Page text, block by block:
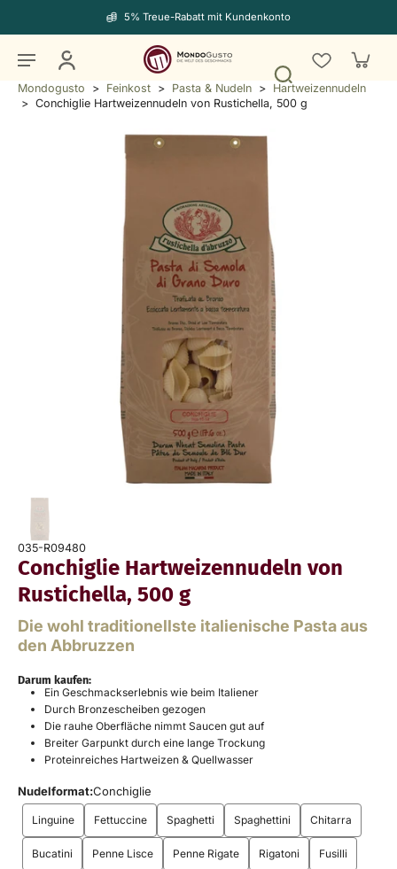
5% Treue-Rabatt mit Kundenkonto
Mondogusto > Feinkost > Pasta & Nudeln > Hartweizennudeln
> Conchiglie Hartweizennudeln von Rustichella, 500 g
035-R09480
Conchiglie Hartweizennudeln von
Rustichella, 500 g
Die wohl traditionellste italienische Pasta aus
den Abbruzzen
Darum kaufen:
Ein Geschmackserlebnis wie beim Italiener
Durch Bronzescheiben gezogen
Die rauhe Oberfläche nimmt Saucen gut auf
Breiter Garpunkt durch eine lange Trockung
Proteinreiches Hartweizen & Quellwasser
Nudelformat:Conchiglie
Linguine Fettuccine Spaghetti Spaghettini Chitarra
Bucatini Penne Lisce Penne Rigate Rigatoni Fusilli